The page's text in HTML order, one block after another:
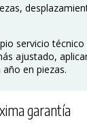
servicio
ajustado,
en piezas.
garantía